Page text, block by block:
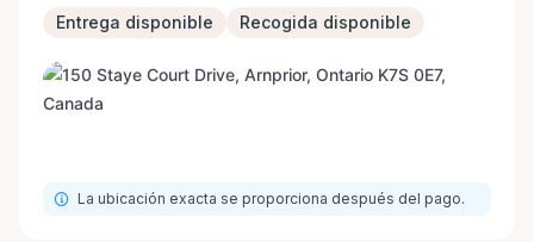
Entrega disponible Recogida disponible
La ubicación exacta se proporciona después del pago.